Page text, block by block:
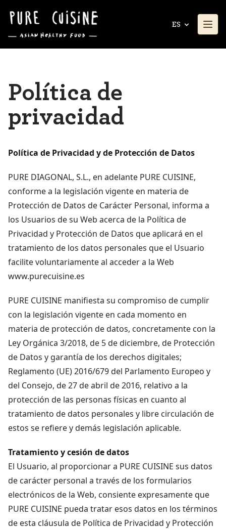
ES
Política de
privacidad
Política de Privacidad y de Protección de Datos
PURE DIAGONAL, S.L., en adelante PURE CUISINE,
conforme a la legislación vigente en materia de
Protección de Datos de Carácter Personal, informa a
los Usuarios de su Web acerca de la Política de
Privacidad y Protección de Datos que aplicará en el
tratamiento de los datos personales que el Usuario
facilite voluntariamente al acceder a la Web
www.purecuisine.es
PURE CUISINE manifiesta su compromiso de cumplir
con la legislación vigente en cada momento en
materia de protección de datos, concretamente con la
Ley Orgánica 3/2018, de 5 de diciembre, de Protección
de Datos y garantía de los derechos digitales;
Reglamento (UE) 2016/679 del Parlamento Europeo y
del Consejo, de 27 de abril de 2016, relativo a la
protección de las personas físicas en cuanto al
tratamiento de datos personales y libre circulación de
estos se refiere y demás legislación aplicable.
Tratamiento y cesión de datos
El Usuario, al proporcionar a PURE CUISINE sus datos
de carácter personal a través de los formularios
electrónicos de la Web, consiente expresamente que
PURE CUISINE pueda tratar esos datos en los términos
de esta cláusula de Política de Privacidad y Protección